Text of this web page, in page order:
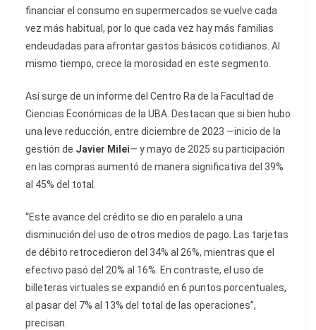
financiar el consumo en supermercados se vuelve cada
vez más habitual, por lo que cada vez hay más familias
endeudadas para afrontar gastos básicos cotidianos. Al
mismo tiempo, crece la morosidad en este segmento.
Así surge de un informe del Centro Ra de la Facultad de
Ciencias Económicas de la UBA. Destacan que si bien hubo
una leve reducción, entre diciembre de 2023 —inicio de la
gestión de Javier Milei— y mayo de 2025 su participación
en las compras aumentó de manera significativa del 39%
al 45% del total.
“Este avance del crédito se dio en paralelo a una
disminución del uso de otros medios de pago. Las tarjetas
de débito retrocedieron del 34% al 26%, mientras que el
efectivo pasó del 20% al 16%. En contraste, el uso de
billeteras virtuales se expandió en 6 puntos porcentuales,
al pasar del 7% al 13% del total de las operaciones”,
precisan.